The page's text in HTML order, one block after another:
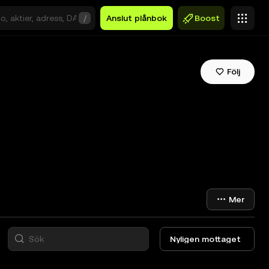
/ Anslut plånbok Boost
Följ
Mer
Nyligen mottaget